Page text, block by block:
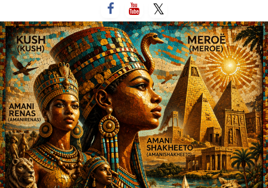
إلى
المحتوى